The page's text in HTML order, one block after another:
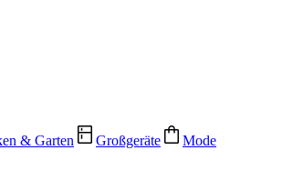
& Garten Großgeräte Mode